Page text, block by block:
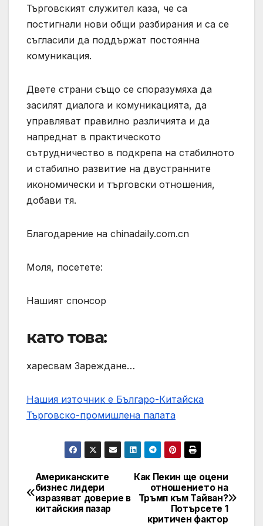
Търговският служител каза, че са
постигнали нови общи разбирания и са се
съгласили да поддържат постоянна
комуникация.
Двете страни също се споразумяха да
засилят диалога и комуникацията, да
управляват правилно различията и да
напреднат в практическото
сътрудничество в подкрепа на стабилното
и стабилно развитие на двустранните
икономически и търговски отношения,
добави тя.
Благодарение на chinadaily.com.cn
Моля, посетете:
Нашият спонсор
като това:
харесвам Зареждане…
Нашия източник е Българо-Китайска
Търговско-промишлена палaта
Post
navigation
Как Пекин ще оцени
отношението на
Тръмп към Тайван?
Потърсете 1
критичен фактор
Американските
бизнес лидери
изразяват доверие в
китайския пазар